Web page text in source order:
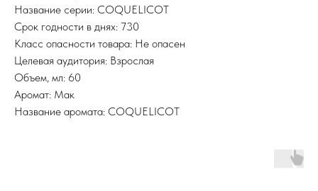
Название серии: COQUELICOT
Срок годности в днях: 730
Класс опасности товара: Не опасен
Целевая аудитория: Взрослая
Объем, мл: 60
Аромат: Мак
Название аромата: COQUELICOT